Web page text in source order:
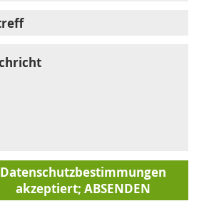
Datenschutzbestimmungen
akzeptiert; ABSENDEN